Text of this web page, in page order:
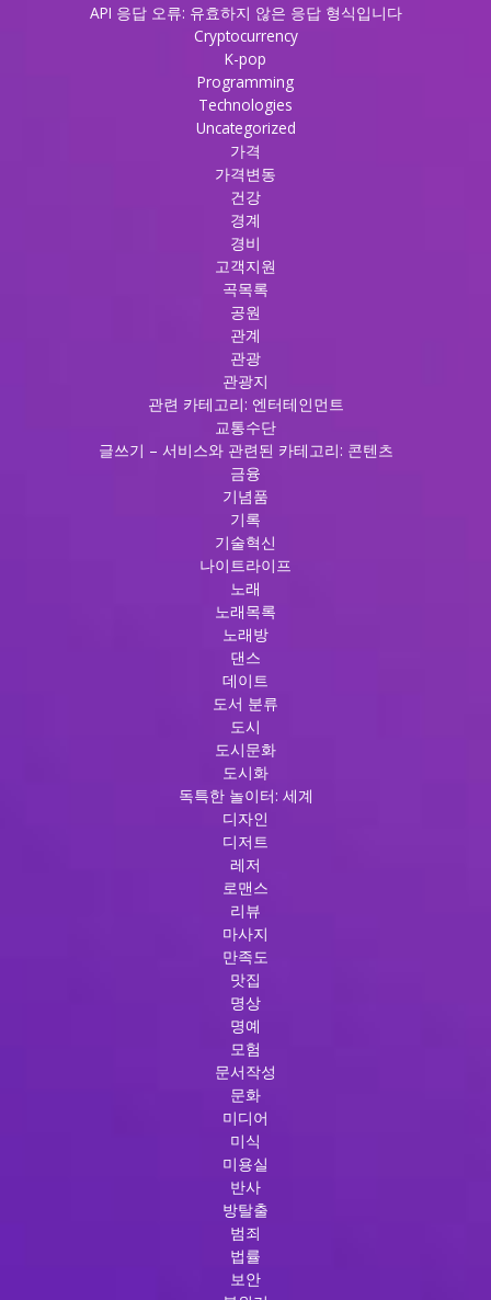
API 응답 오류: 유효하지 않은 응답 형식입니다
Cryptocurrency
K-pop
Programming
Technologies
Uncategorized
가격
가격변동
건강
경계
경비
고객지원
곡목록
공원
관계
관광
관광지
관련 카테고리: 엔터테인먼트
교통수단
글쓰기 – 서비스와 관련된 카테고리: 콘텐츠
금융
기념품
기록
기술혁신
나이트라이프
노래
노래목록
노래방
댄스
데이트
도서 분류
도시
도시문화
도시화
독특한 놀이터: 세계
디자인
디저트
레저
로맨스
리뷰
마사지
만족도
맛집
명상
명예
모험
문서작성
문화
미디어
미식
미용실
반사
방탈출
범죄
법률
보안